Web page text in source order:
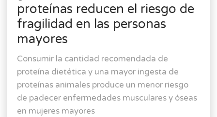
proteínas reducen el riesgo de
fragilidad en las personas
mayores
Consumir la cantidad recomendada de
proteína dietética y una mayor ingesta de
proteínas animales produce un menor riesgo
de padecer enfermedades musculares y óseas
en mujeres mayores